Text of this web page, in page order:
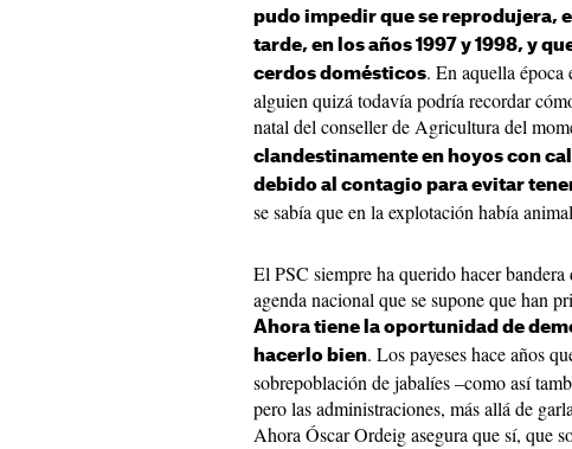
pudo impedir que se reprodujera,
tarde, en los años 1997 y 1998, y
cerdos domésticos. En aquella
alguien quizá todavía podría recordar
natal del conseller de Agricultura del
clandestinamente en hoyos con
debido al contagio para evitar
se sabía que en la explotación había
El PSC siempre ha querido hacer
agenda nacional que se supone que han
Ahora tiene la oportunidad de
hacerlo bien. Los payeses hace años
sobrepoblación de jabalíes –como así
pero las administraciones, más allá de
Ahora Óscar Ordeig asegura que sí, que